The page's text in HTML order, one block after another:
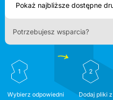
Potrzebujesz wsparcia?
1
Wybierz odpowiedni
2
Dodaj pliki